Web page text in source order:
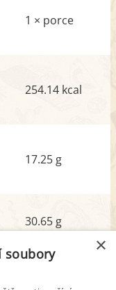
1 × porce
254.14 kcal
17.25 g
30.65 g
3.91 g
×
soubory